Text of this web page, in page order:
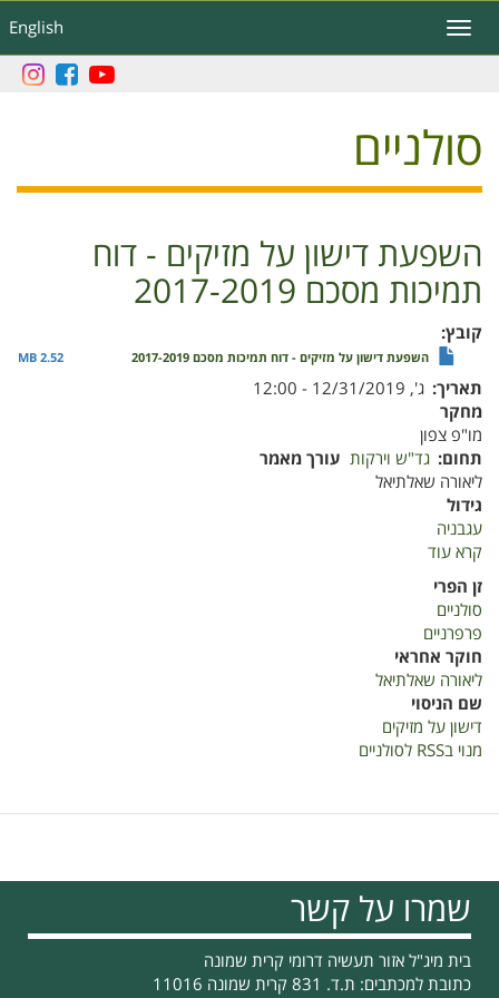
לתוכן
העיקרי
English
Toggle
navigation
סולניים
השפעת דישון על מזיקים - דוח
תמיכות מסכם 2017-2019
קובץ
השפעת דישון על מזיקים - דוח תמיכות מסכם 2017-2019 2.52 MB
תאריך ג', 12/31/2019 - 12:00
מחקר
מו"פ צפון
תחום גד"ש וירקות עורך מאמר
ליאורה שאלתיאל
גידול
עגבניה
קרא עוד
מזיקים
-
דוח
תמיכות
מסכם
2017-
זן הפרי
סולניים
פרפרניים
חוקר אחראי
ליאורה שאלתיאל
שם הניסוי
דישון על מזיקים
מנוי בRSS לסולניים
שמרו על קשר
בית מיג"ל אזור תעשיה דרומי קרית שמונה
כתובת למכתבים: ת.ד. 831 קרית שמונה 11016